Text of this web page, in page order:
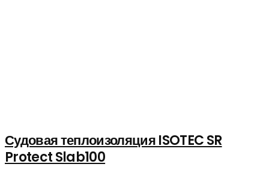
Судовая теплоизоляция ISOTEC SR
Protect Slab100